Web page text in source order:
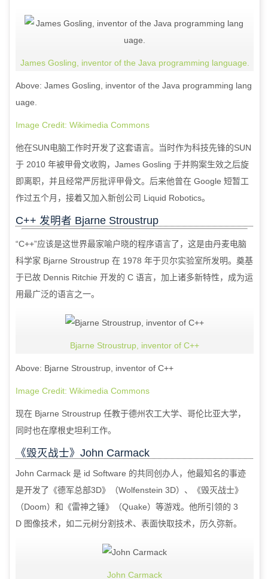
James Gosling, inventor of the Java programming language.
Above: James Gosling, inventor of the Java programming lang
uage.
Image Credit: Wikimedia Commons
他在SUN电脑工作时开发了这套语言。当时作为科技先锋的SUN
于 2010 年被甲骨文收购， James Gosling 于并购案生效之后旋
即离职，并且经常严厉批评甲骨文。后来他曾在 Google 短暂工
作过五个月，接着又加入新创公司 Liquid Robotics。
C++ 发明者 Bjarne Stroustrup
“C++”应该是这世界最家喻户晓的程序语言了，这是由丹麦电脑
科学家 Bjarne Stroustrup 在 1978 年于贝尔实验室所发明。奠基
于已故 Dennis Ritchie 开发的 C 语言，加上诸多新特性，成为运
用最广泛的语言之一。
Bjarne Stroustrup, inventor of C++
Above: Bjarne Stroustrup, inventor of C++
Image Credit: Wikimedia Commons
现在 Bjarne Stroustrup 任教于德州农工大学、哥伦比亚大学，
同时也在摩根史坦利工作。
《毁灭战士》 John Carmack
John Carmack 是 id Software 的共同创办人，他最知名的事迹
是开发了《德军总部3D》（Wolfenstein 3D）、《毁灭战士》
（Doom）和《雷神之锤》（Quake）等游戏。他所引领的 3
D 图像技术，如二元树分割技术、表面快取技术，历久弥新。
John Carmack